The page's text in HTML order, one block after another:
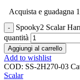
Acquista e guadagna
Spooky2 Scalar
quantità
Aggiungi al carrello
Add to wishlist
COD: SS-2H270-03
Scalar